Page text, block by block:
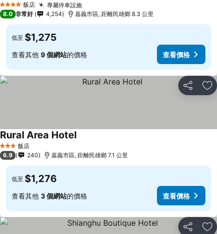
4 星級 飯店 專屬停車設施
8.0 非常好 4,254 嘉義市區, 距離民雄鄉 8.3 公里
低至 $1,275
查看其他 9 個網站的價格 查看價格
分享 加
3 星級 飯店
Rural Area Hotel
6.9 240 嘉義市區, 距離民雄鄉 7.1 公里
低至 $1,276
查看其他 3 個網站的價格 查看價格
分享 加